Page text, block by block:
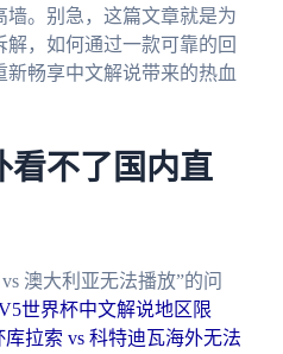
。别急，这篇文章就是为
，如何通过一款可靠的回
新畅享中文解说带来的热血
看不了国内直
澳大利亚无法播放”的问
世界杯中文解说地区限
拉索 vs 科特迪瓦海外无法